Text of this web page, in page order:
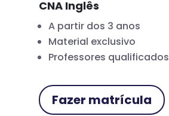
CNA Inglês
A partir dos 3 anos
Material exclusivo
Professores qualificados
Fazer matrícula